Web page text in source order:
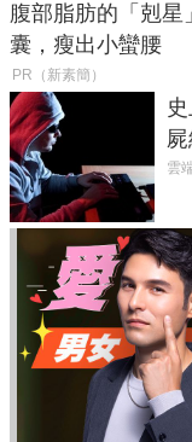
腹部脂肪的「剋星
囊，瘦出小蠻腰
PR（新素簡）
癱
雲